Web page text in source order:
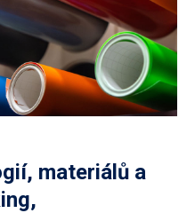
materiálů a